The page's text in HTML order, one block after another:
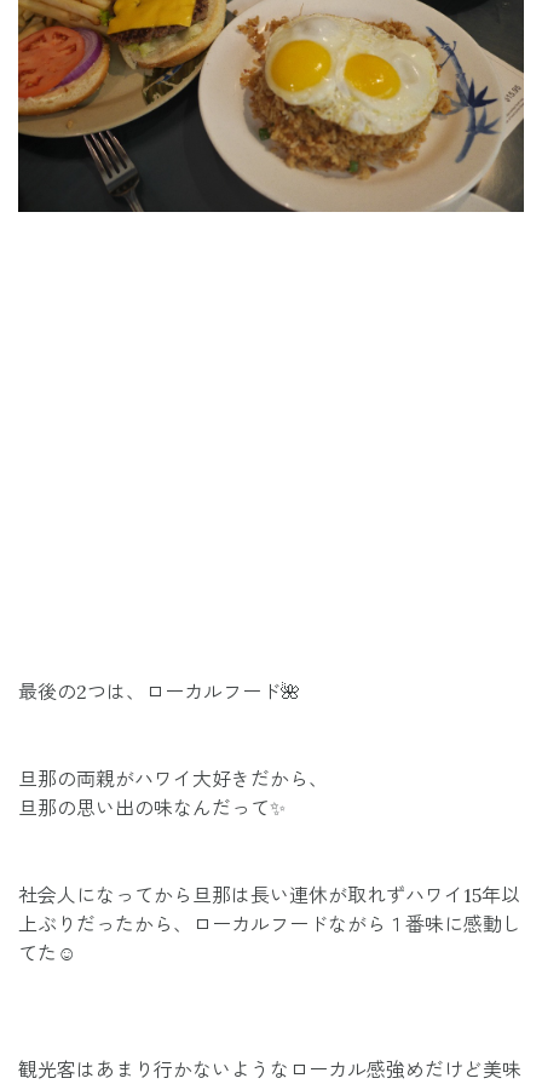
最後の2つは、ローカルフード🌺
旦那の両親がハワイ大好きだから、
旦那の思い出の味なんだって✨
社会人になってから旦那は長い連休が取れずハワイ15年以
上ぶりだったから、ローカルフードながら１番味に感動し
てた☺️
観光客はあまり行かないようなローカル感強めだけど美味